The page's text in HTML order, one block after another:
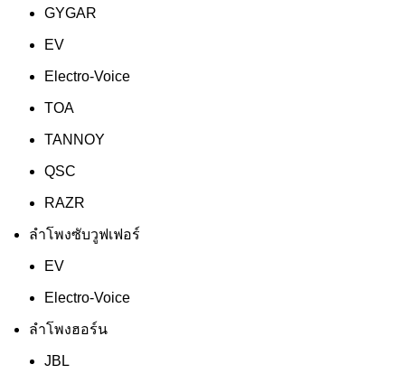
GYGAR
EV
Electro-Voice
TOA
TANNOY
QSC
RAZR
ลำโพงซับวูฟเฟอร์
EV
Electro-Voice
ลำโพงฮอร์น
JBL